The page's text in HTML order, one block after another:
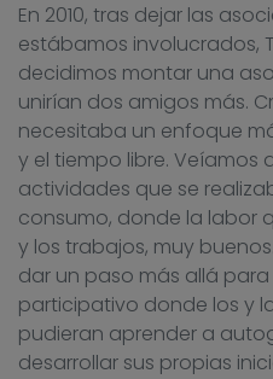
En 2010, tras dejar las
estábamos involucrados,
decidimos montar una
unirían dos amigos más.
necesitaba un enfoque
y el tiempo libre. Veíamos
actividades que se
consumo, donde la labor
y los trabajos, muy
dar un paso más allá
participativo donde los y
pudieran aprender a
desarrollar sus propias